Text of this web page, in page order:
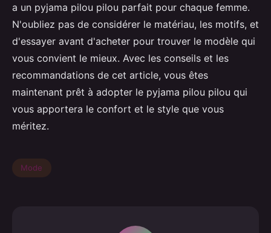
a un pyjama pilou pilou parfait pour chaque femme.
N'oubliez pas de considérer le matériau, les motifs, et
d'essayer avant d'acheter pour trouver le modèle qui
vous convient le mieux. Avec les conseils et les
recommandations de cet article, vous êtes
maintenant prêt à adopter le pyjama pilou pilou qui
vous apportera le confort et le style que vous
méritez.
Mode